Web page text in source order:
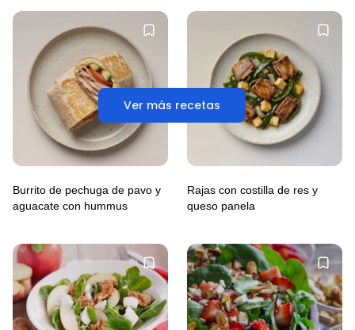
Ver más recetas
Burrito de pechuga de pavo y
aguacate con hummus
Rajas con costilla de res y
queso panela